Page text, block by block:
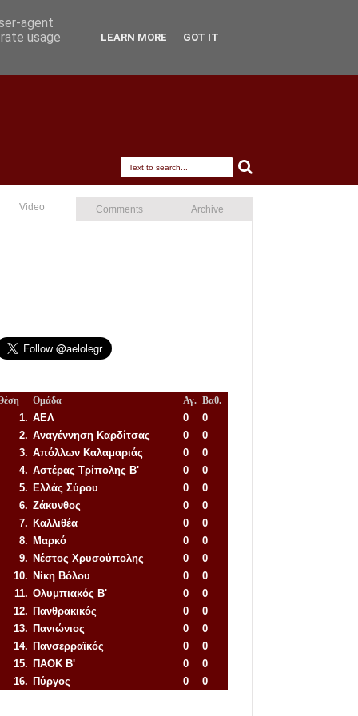
Video Comments Archive
Ομάδα Αγ. Βαθ.
1. ΑΕΛ 0
0
2. Αναγέννηση Καρδίτσας 0
0
3. Απόλλων Καλαμαριάς 0
0
4. Αστέρας Τρίπολης Β' 0
0
5. Ελλάς Σύρου 0
0
6. Ζάκυνθος 0
0
7. Καλλιθέα 0
0
8. Μαρκό 0
0
9. Νέστος Χρυσούπολης 0
0
10. Νίκη Βόλου 0
0
11. Ολυμπιακός Β' 0
0
12. Πανθρακικός 0
0
13. Πανιώνιος 0
0
14. Πανσερραϊκός 0
0
15. ΠΑΟΚ Β' 0
0
16. Πύργος 0
0
agent
usage
LEARN MORE GOT IT